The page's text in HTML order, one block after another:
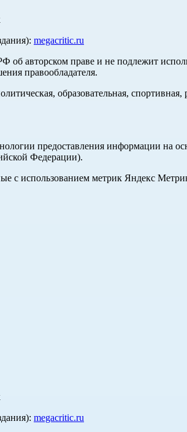
megacritic.ru
об авторском праве и не подлежит
правообладателя.
образовательная, спортивная,
предоставления информации на
Федерации).
с использованием метрик Яндекс
megacritic.ru